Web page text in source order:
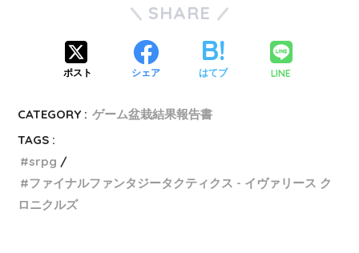
SHARE
ポスト シェア はてブ LINE
CATEGORY : ゲーム盆栽結果報告書
TAGS :
srpg
ファイナルファンタジータクティクス - イヴァリース ク
ロニクルズ